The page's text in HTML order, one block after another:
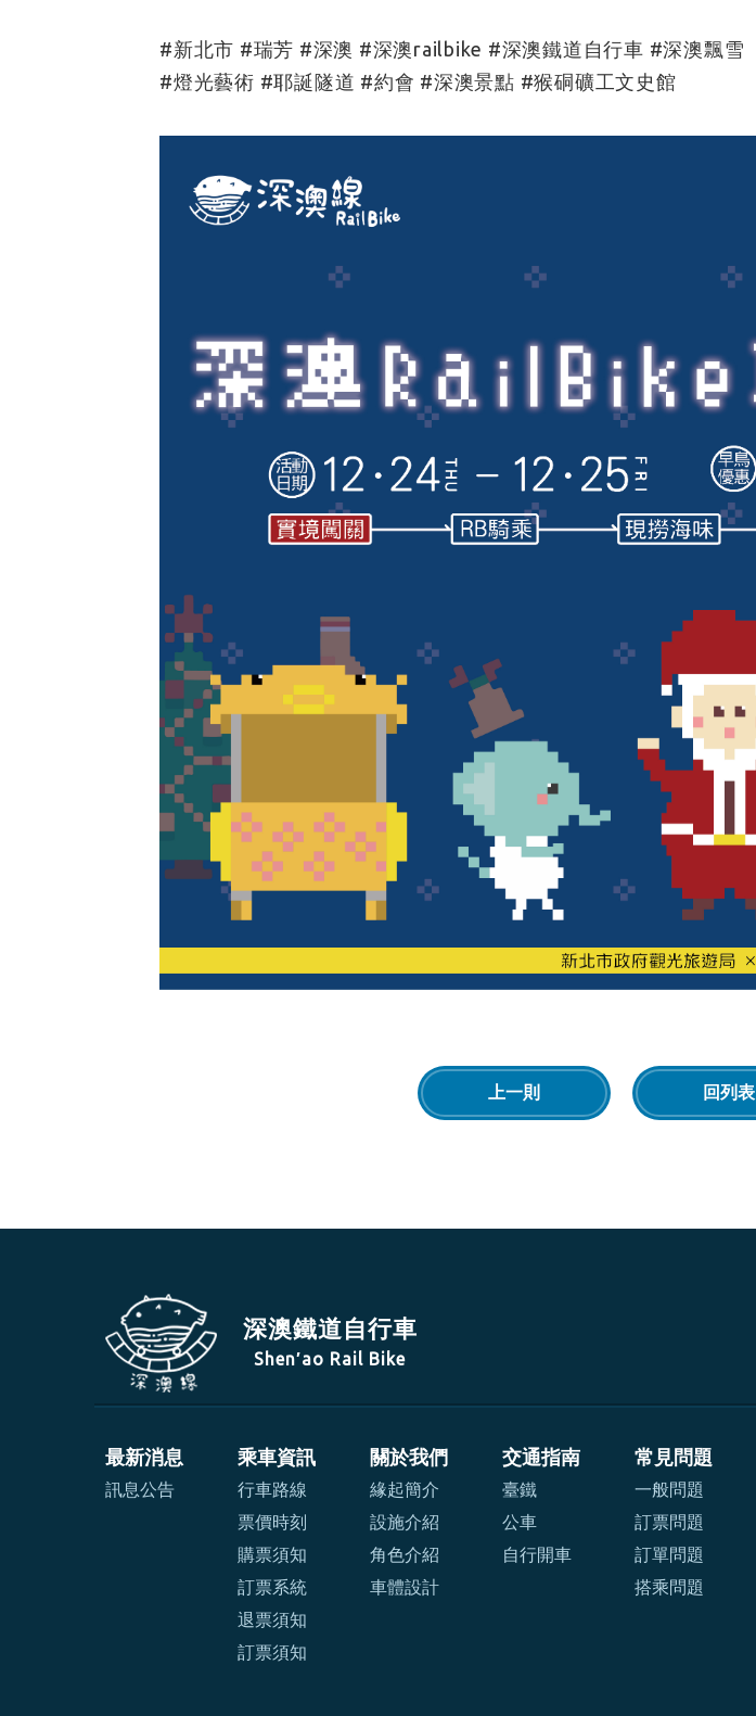
#新北市 #瑞芳 #深澳 #深澳railbike #深澳鐵道自行車 #深澳飄雪
#燈光藝術 #耶誕隧道 #約會 #深澳景點 #猴硐礦工文史館
上一則 回列表
深澳鐵道自行車
Shen′ao Rail Bike
最新消息
訊息公告
乘車資訊
行車路線
票價時刻
購票須知
訂票系統
退票須知
訂票須知
關於我們
緣起簡介
設施介紹
角色介紹
車體設計
交通指南
臺鐵
公車
自行開車
常見問題
一般問題
訂票問題
訂單問題
搭乘問題